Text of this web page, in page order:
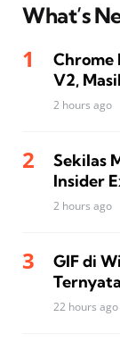
What’s
Chrome
V2,
2 hours ago
Sekilas
Insider
2 hours ago
GIF di
22 hours ago